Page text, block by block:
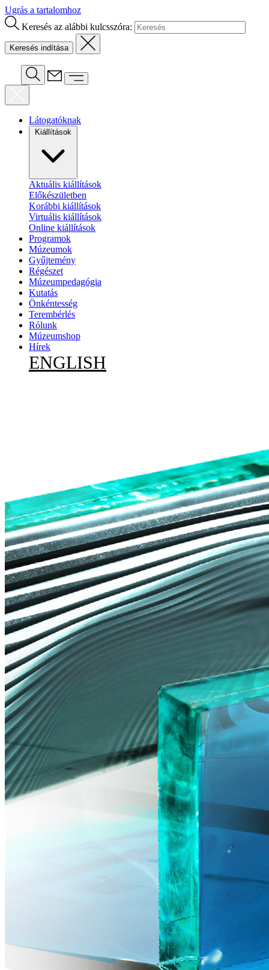
Ugrás a tartalomhoz
Keresés az alábbi kulcsszóra:
Látogatóknak
Kiállítások
Aktuális kiállítások
Előkészületben
Korábbi kiállítások
Virtuális kiállítások
Online kiállítások
Programok
Múzeumok
Gyűjtemény
Régészet
Múzeumpedagógia
Kutatás
Önkéntesség
Terembérlés
Rólunk
Múzeumshop
Hírek
ENGLISH